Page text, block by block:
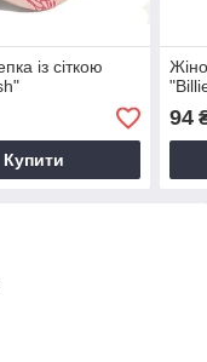
із сіткою
Купити
94